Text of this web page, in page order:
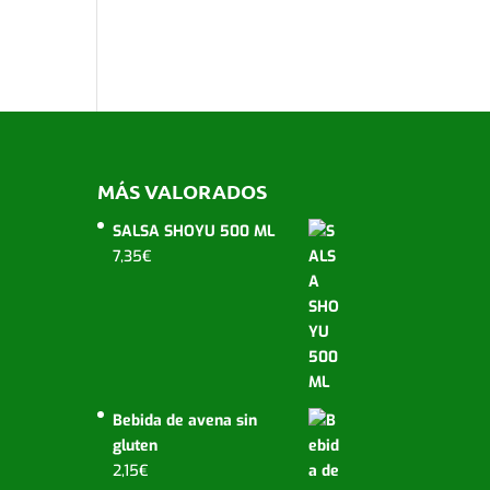
MÁS VALORADOS
SALSA SHOYU 500 ML
7,35€
Bebida de avena sin
gluten
2,15€